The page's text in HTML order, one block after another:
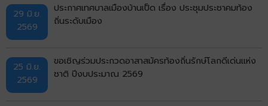
29 มิ.ย.
2569
ประกาศเทศบาลเมืองบ้านเป็ด เรื่อง ประชุมประชาคมท้อง
ถิ่นระดับเมือง
25 มิ.ย.
2569
ขอเชิญร่วมประกวดอาสาสมัครท้องถิ่นรักษ์โลกดีเด่นแห่ง
ชาติ ปีงบประมาณ 2569